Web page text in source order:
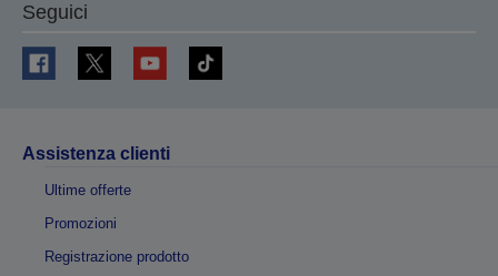
Seguici
Assistenza clienti
Ultime offerte
Promozioni
Registrazione prodotto